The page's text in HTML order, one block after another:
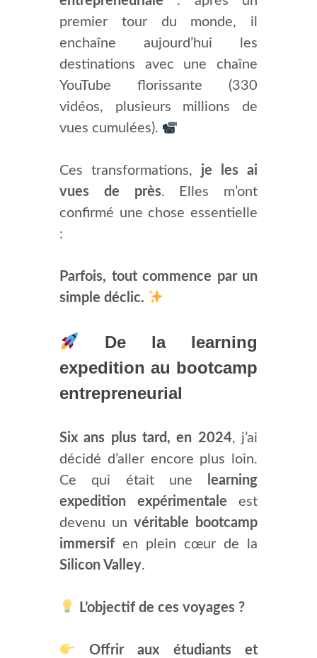
premier tour du monde, il
enchaîne aujourd’hui les
destinations avec une chaîne
YouTube florissante (330
vidéos, plusieurs millions de
vues cumulées).
Ces transformations, je les ai
vues de près. Elles m’ont
confirmé une chose essentielle
:
Parfois, tout commence par un
simple déclic.
De la learning
expedition au bootcamp
entrepreneurial
Six ans plus tard, en 2024, j’ai
décidé d’aller encore plus loin.
Ce qui était une
learning
expedition expérimentale est
devenu un véritable bootcamp
immersif en plein cœur de la
Silicon Valley.
L’objectif de ces voyages ?
Offrir aux étudiants et